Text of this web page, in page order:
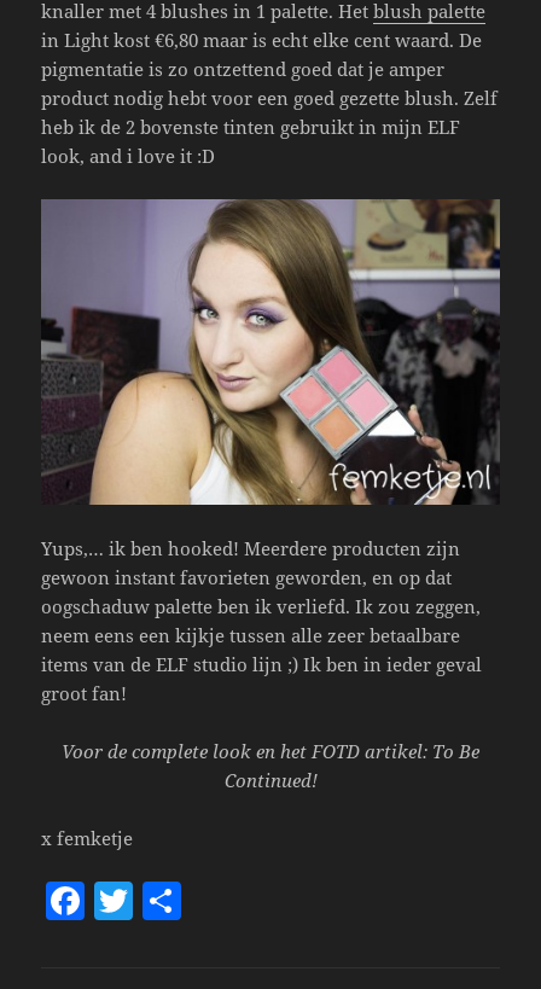
knaller met 4 blushes in 1 palette. Hetblush palette
in Light kost €6,80 maar is echt elke cent waard. De
pigmentatie is zo ontzettend goed dat je amper
product nodig hebt voor een goed gezette blush. Zelf
heb ik de 2 bovenste tinten gebruikt in mijn ELF
look, and i love it :D
Yups,… ik ben hooked! Meerdere producten zijn
gewoon instant favorieten geworden, en op dat
oogschaduw palette ben ik verliefd. Ik zou zeggen,
neem eens een kijkje tussen alle zeer betaalbare
items van de ELF studio lijn ;) Ik ben in ieder geval
groot fan!
Voor de complete look en het FOTD artikel: To Be
Continued!
x femketje
F T